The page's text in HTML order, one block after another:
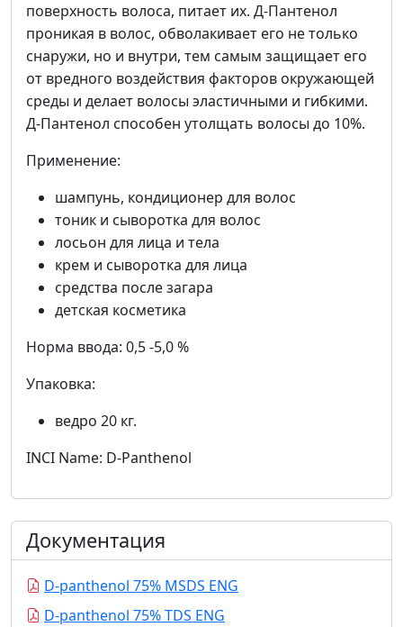
поверхность волоса, питает их. Д-Пантенол
проникая в волос, обволакивает его не только
снаружи, но и внутри, тем самым защищает его
от вредного воздействия факторов окружающей
среды и делает волосы эластичными и гибкими.
Д-Пантенол способен утолщать волосы до 10%.
Применение:
шампунь, кондиционер для волос
тоник и сыворотка для волос
лосьон для лица и тела
крем и сыворотка для лица
средства после загара
детская косметика
Норма ввода: 0,5 -5,0 %
Упаковка:
ведро 20 кг.
INCI Name: D-Panthenol
Документация
D-panthenol 75% MSDS ENG
D-panthenol 75% TDS ENG